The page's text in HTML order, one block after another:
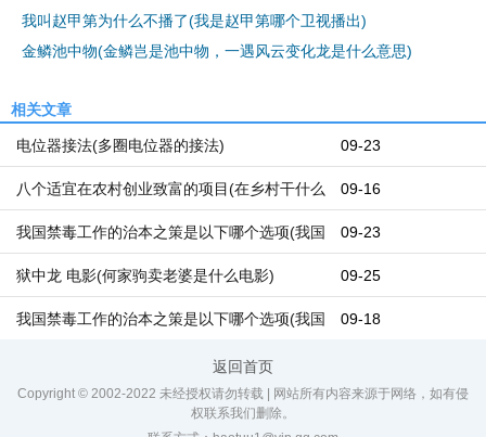
我叫赵甲第为什么不播了(我是赵甲第哪个卫视播出)
金鳞池中物(金鳞岂是池中物，一遇风云变化龙是什么意思)
相关文章
09-23
电位器接法(多圈电位器的接法)
09-16
八个适宜在农村创业致富的项目(在乡村干什么
能挣钱呢？在乡村都有哪些好的创业机遇) 09-23
我国禁毒工作的治本之策是以下哪个选项(我国
禁毒本质的治本之策) 09-25
狱中龙 电影(何家驹卖老婆是什么电影)
09-18
我国禁毒工作的治本之策是以下哪个选项(我国
禁毒工作的治本之策是哪几个)返回首页
Copyright © 2002-2022 未经授权请勿转载 | 网站所有内容来源于网络，如有侵
权联系我们删除。